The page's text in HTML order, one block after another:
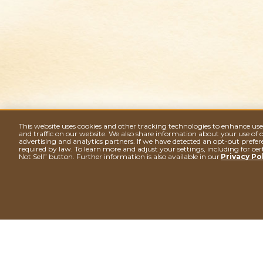
This website uses cookies and other tracking technologies to enhance
and traffic on our website. We also share information about your use of
advertising and analytics partners. If we have detected an opt-out
required by law. To learn more and adjust your settings, including for
Not Sell” button. Further information is also available in our Privacy